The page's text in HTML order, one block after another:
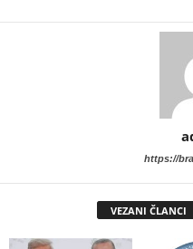
https://
VEZANI ČLANCI